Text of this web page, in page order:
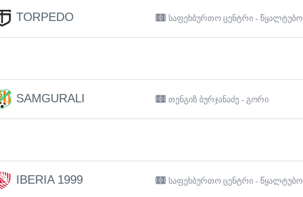
TORPEDO საფეხბურთო ცენტრი - წყალტუბო
SAMGURALI თენგიზ ბურჯანაძე - გორი
IBERIA 1999 საფეხბურთო ცენტრი - წყალტუბო